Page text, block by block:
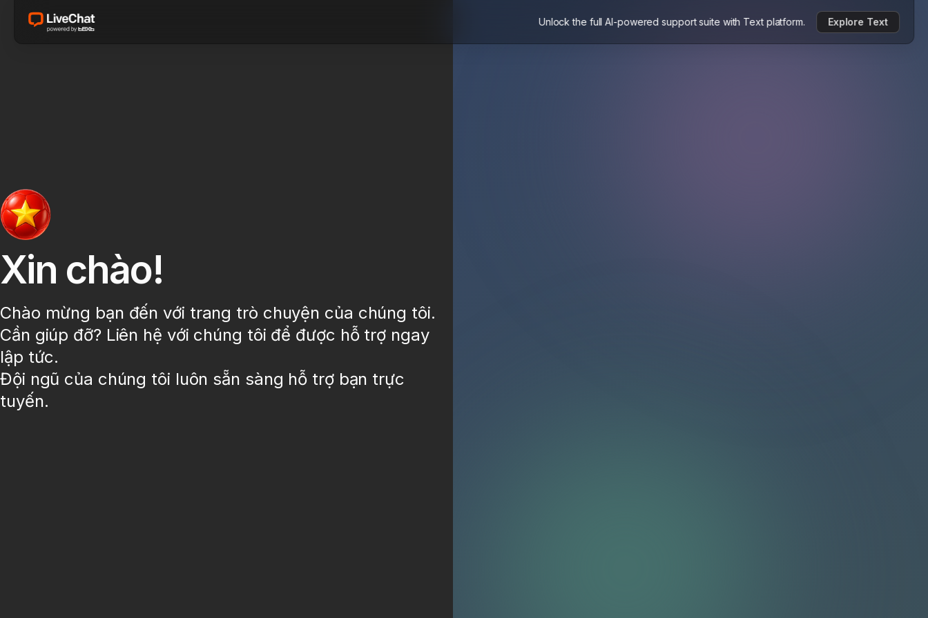
Unlock the full AI-powered support suite with Text platform. Explore Text
Xin chào!
Chào mừng bạn đến với trang trò chuyện của chúng tôi.
Cần giúp đỡ? Liên hệ với chúng tôi để được hỗ trợ ngay
lập tức.
Đội ngũ của chúng tôi luôn sẵn sàng hỗ trợ bạn trực
tuyến.